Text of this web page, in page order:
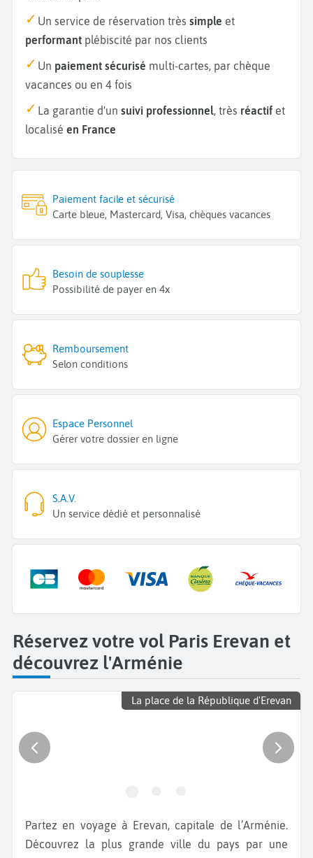
Un service de réservation très simple et
performant plébiscité par nos clients
Un paiement sécurisé multi-cartes, par chèque
vacances ou en 4 fois
La garantie d'un suivi professionnel, très réactif et
localisé en France
Paiement facile et sécurisé
Carte bleue, Mastercard, Visa, chèques vacances
Besoin de souplesse
Possibilité de payer en 4x
Remboursement
Selon conditions
Espace Personnel
Gérer votre dossier en ligne
S.A.V.
Un service dédié et personnalisé
Réservez votre vol Paris Erevan et
découvrez l'Arménie
La place de la République d'Erevan
Partez en voyage à Erevan, capitale de l’Arménie.
Découvrez la plus grande ville du pays par une